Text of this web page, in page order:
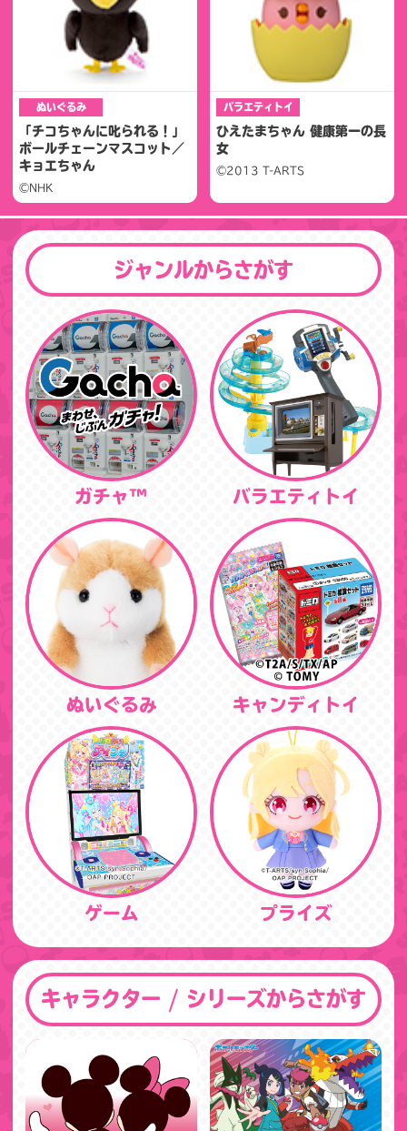
ぬいぐるみ
「チコちゃんに叱られる！」
ボールチェーンマスコット／
キョエちゃん
©NHK
バラエティトイ
ひえたまちゃん 健康第一の長
女
©2013 T-ARTS
ジャンルからさがす
ガチャ™ バラエティトイ
ぬいぐるみ キャンディトイ
ゲーム プライズ
キャラクター / シリーズからさがす